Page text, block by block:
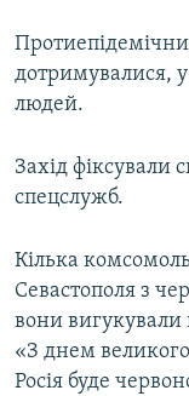
дотримувалися,
людей.
Захід фіксували
спецслужб.
Кілька
Севастополя з
вони вигукували
«З днем
Росія буде